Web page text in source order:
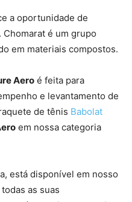
a oportunidade de
é um grupo
em materiais compostos.
Aero é feita para
e levantamento de
de tênis Babolat
em nossa categoria
está disponível em nosso
as suas